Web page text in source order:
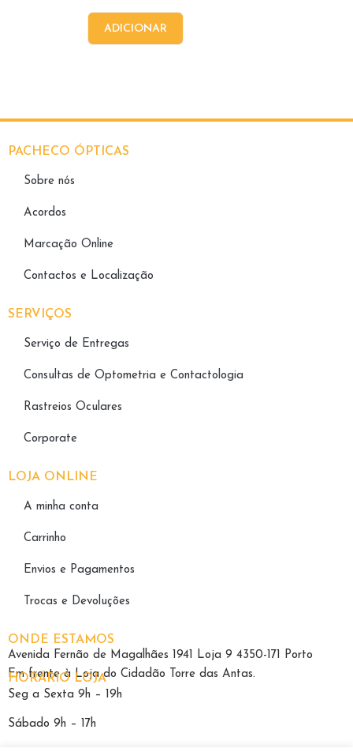
ADICIONAR
PACHECO ÓPTICAS
Sobre nós
Acordos
Marcação Online
Contactos e Localização
SERVIÇOS
Serviço de Entregas
Consultas de Optometria e Contactologia​
Rastreios Oculares
Corporate
LOJA ONLINE
A minha conta
Carrinho
Envios e Pagamentos
Trocas e Devoluções
ONDE ESTAMOS
Avenida Fernão de Magalhães 1941 Loja 9 4350-171 Porto
Em frente à Loja do Cidadão Torre das Antas.
HORÁRIO LOJA
Seg a Sexta 9h – 19h
Sábado 9h – 17h